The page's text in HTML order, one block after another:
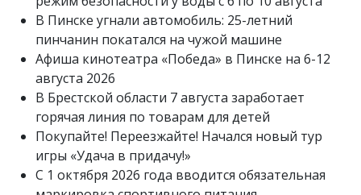
В Пинске угнали автомобиль: 25-летний
пинчанин покатался на чужой машине
Афиша кинотеатра «Победа» в Пинске на 6-12
августа 2026
В Брестской области 7 августа заработает
горячая линия по товарам для детей
Покупайте! Переезжайте! Начался новый тур
игры «Удача в придачу!»
С 1 октября 2026 года вводится обязательная